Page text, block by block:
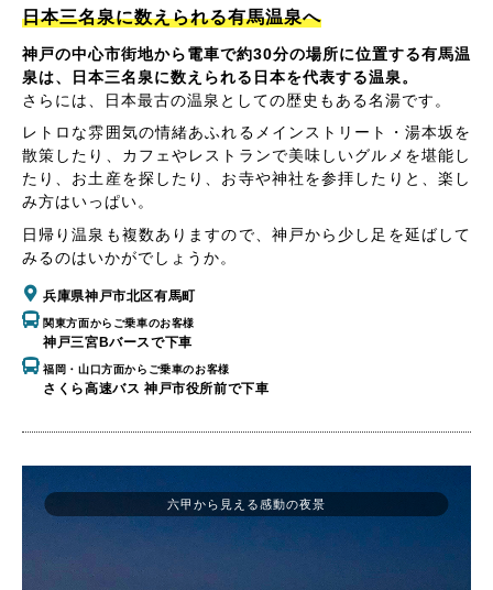
日本三名泉に数えられる有馬温泉へ
神戸の中心市街地から電車で約30分の場所に位置する有馬温
泉は、日本三名泉に数えられる日本を代表する温泉。
さらには、日本最古の温泉としての歴史もある名湯です。
レトロな雰囲気の情緒あふれるメインストリート・湯本坂を
散策したり、カフェやレストランで美味しいグルメを堪能し
たり、お土産を探したり、お寺や神社を参拝したりと、楽し
み方はいっぱい。
日帰り温泉も複数ありますので、神戸から少し足を延ばして
みるのはいかがでしょうか。
兵庫県神戸市北区有馬町
関東方面からご乗車のお客様
神戸三宮Bバースで下車
福岡・山口方面からご乗車のお客様
さくら高速バス 神戸市役所前で下車
六甲から見える感動の夜景